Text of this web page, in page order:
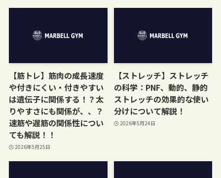
【筋トレ】筋肉の成長速度
や付きにくい・付きやすい
は遺伝子に関係する！？太
りやすさにも関係が、、？
速筋や遅筋の関係性につい
ても解説！！
2026年5月25日
【ストレッチ】ストレッチ
の科学：PNF、動的、静的
ストレッチの効果的な使い
分けについて解説！
2026年5月24日